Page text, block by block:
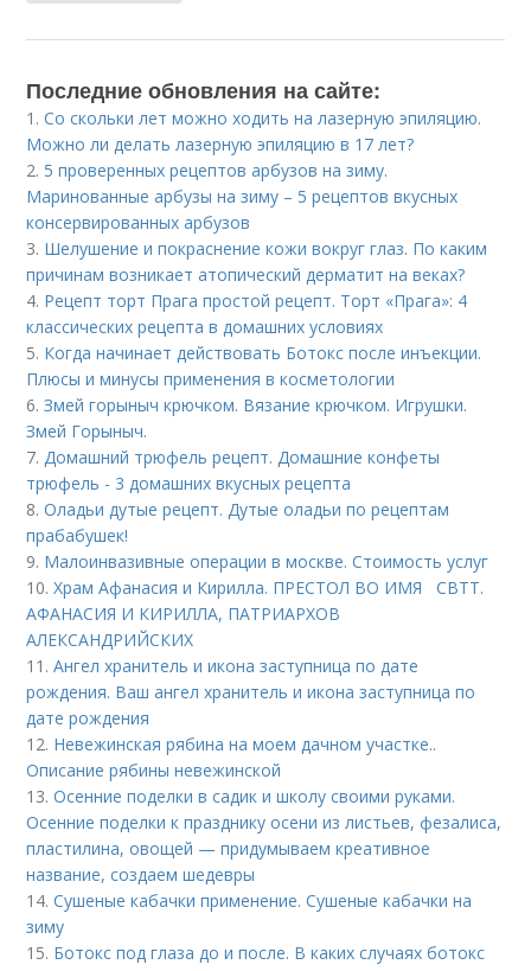
Последние обновления на сайте:
1.Со скольки лет можно ходить на лазерную эпиляцию.
Можно ли делать лазерную эпиляцию в 17 лет?
2. 5 проверенных рецептов арбузов на зиму.
Маринованные арбузы на зиму – 5 рецептов вкусных
консервированных арбузов
3. Шелушение и покраснение кожи вокруг глаз. По каким
причинам возникает атопический дерматит на веках?
4. Рецепт торт Прага простой рецепт. Торт «Прага»: 4
классических рецепта в домашних условиях
5. Когда начинает действовать Ботокс после инъекции.
Плюсы и минусы применения в косметологии
6.Змей горыныч крючком. Вязание крючком. Игрушки.
Змей Горыныч.
7. Домашний трюфель рецепт. Домашние конфеты
трюфель - 3 домашних вкусных рецепта
8.Оладьи дутые рецепт. Дутые оладьи по рецептам
прабабушек!
9. Малоинвазивные операции в москве. Стоимость услуг
10.Храм Афанасия и Кирилла. ПРЕСТОЛ ВО ИМЯ СВТТ.
АФАНАСИЯ И КИРИЛЛА, ПАТРИАРХОВ
АЛЕКСАНДРИЙСКИХ
11.Ангел хранитель и икона заступница по дате
рождения. Ваш ангел хранитель и икона заступница по
дате рождения
12. Невежинская рябина на моем дачном участке..
Описание рябины невежинской
13.Осенние поделки в садик и школу своими руками.
Осенние поделки к празднику осени из листьев, фезалиса,
пластилина, овощей — придумываем креативное
название, создаем шедевры
14.Сушеные кабачки применение. Сушеные кабачки на
зиму
15. Ботокс под глаза до и после. В каких случаях ботокс